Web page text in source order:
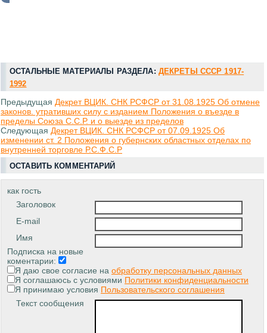
ОСТАЛЬНЫЕ МАТЕРИАЛЫ РАЗДЕЛА: ДЕКРЕТЫ СССР 1917-
1992
Предыдущая Декрет ВЦИК. СНК РСФСР от 31.08.1925 Об отмене
законов. утративших силу с изданием Положения о въезде в
пределы Союза С.С.Р. и о выезде из пределов
Следующая Декрет ВЦИК. СНК РСФСР от 07.09.1925 Об
изменении ст. 2 Положения о губернских областных отделах по
внутренней торговле Р.С.Ф.С.Р
ОСТАВИТЬ КОММЕНТАРИЙ
как гость
Заголовок
E-mail
Имя
Подписка на новые
коментарии:
Я даю свое согласие на обработку персональных данных
Я соглашаюсь с условиями Политики конфиденциальности
Я принимаю условия Пользовательского соглашения
Текст сообщения